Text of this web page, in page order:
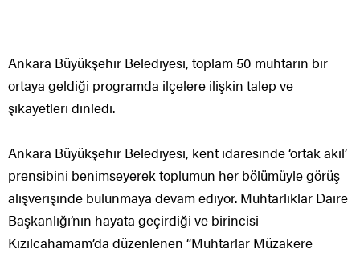
Ankara Büyükşehir Belediyesi, toplam 50 muhtarın bir
ortaya geldiği programda ilçelere ilişkin talep ve
şikayetleri dinledi.
Ankara Büyükşehir Belediyesi, kent idaresinde ‘ortak akıl’
prensibini benimseyerek toplumun her bölümüyle görüş
alışverişinde bulunmaya devam ediyor. Muhtarlıklar Daire
Başkanlığı’nın hayata geçirdiği ve birincisi
Kızılcahamam’da düzenlenen “Muhtarlar Müzakere